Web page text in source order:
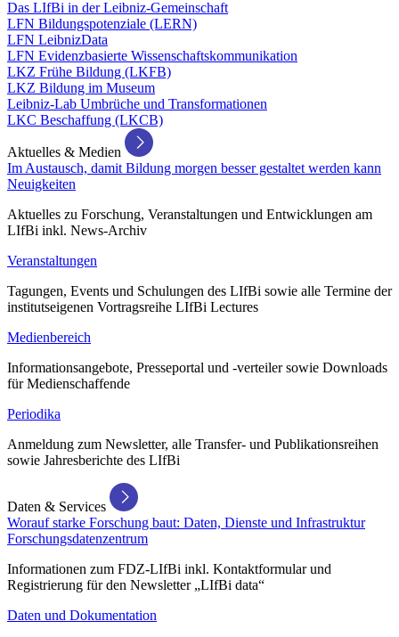
Das LIfBi in der Leibniz-Gemeinschaft
LFN Bildungspotenziale (LERN)
LFN LeibnizData
LFN Evidenzbasierte Wissenschaftskommunikation
LKZ Frühe Bildung (LKFB)
LKZ Bildung im Museum
Leibniz-Lab Umbrüche und Transformationen
LKC Beschaffung (LKCB)
Aktuelles & Medien
Im Austausch, damit Bildung morgen besser gestaltet werden kann
Neuigkeiten
Aktuelles zu Forschung, Veranstaltungen und Entwicklungen am
LIfBi inkl. News-Archiv
Veranstaltungen
Tagungen, Events und Schulungen des LIfBi sowie alle Termine der
institutseigenen Vortragsreihe LIfBi Lectures
Medienbereich
Informationsangebote, Presseportal und -verteiler sowie Downloads
für Medienschaffende
Periodika
Anmeldung zum Newsletter, alle Transfer- und Publikationsreihen
sowie Jahresberichte des LIfBi
Daten & Services
Worauf starke Forschung baut: Daten, Dienste und Infrastruktur
Forschungsdatenzentrum
Informationen zum FDZ-LIfBi inkl. Kontaktformular und
Registrierung für den Newsletter „LIfBi data“
Daten und Dokumentation